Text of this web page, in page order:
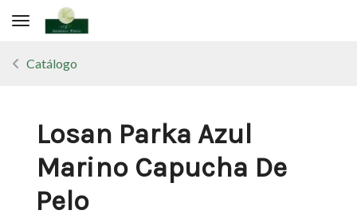
Toggle navigation
Catálogo
Losan Parka Azul
Marino Capucha De
Pelo